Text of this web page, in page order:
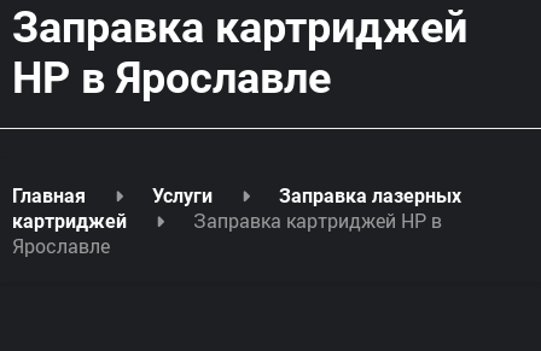
Заправка картриджей
HP в Ярославле
Главная Услуги
Заправка лазерных
картриджей
Заправка картриджей HP в
Ярославле